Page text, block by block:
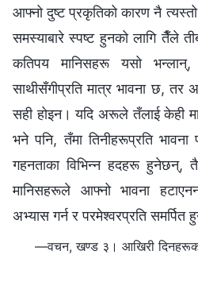
आफ्नो दुष्ट प्रकृतिको कारण नै
समस्याबारे स्पष्ट हुनको लागि तैँले
कतिपय मानिसहरू यसो
साथीसँगीप्रति मात्र भावना छ,
सही होइन। यदि अरूले तँलाई केही
भने पनि, तँमा तिनीहरूप्रति
गहनताका विभिन्‍न हदहरू हुनेछन्,
मानिसहरूले आफ्नो भावना
अभ्यास गर्न र परमेश्‍वरप्रति समर्पित
—वचन, खण्ड ३। आखिरी दिनहरूका